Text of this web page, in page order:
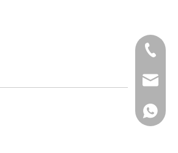
0411-